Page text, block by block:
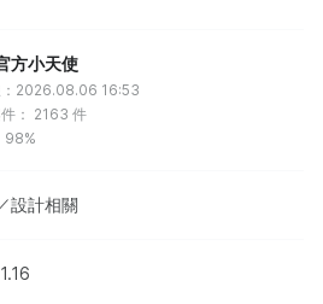
方小天使
：2026.08.06 16:53
： 2163 件
98%
設計相關